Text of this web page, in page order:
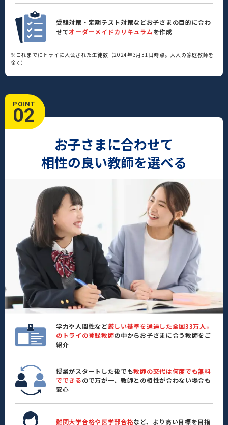
受験対策・定期テスト対策などお子さまの目的に合わ
せてオーダーメイドカリキュラムを作成
※これまでにトライに入会された生徒数（2024年3月31日時点。大人の家庭教師を
除く）
POINT
02
お子さまに合わせて
相性の良い教師を選べる
学力や人間性など厳しい基準を通過した全国33万人 ※
のトライの登録教師の中からお子さまに合う教師をご
紹介
授業がスタートした後でも教師の交代は何度でも無料
でできるので万が一、教師との相性が合わない場合も
安心
難関大学合格や医学部合格など、より高い目標を目指